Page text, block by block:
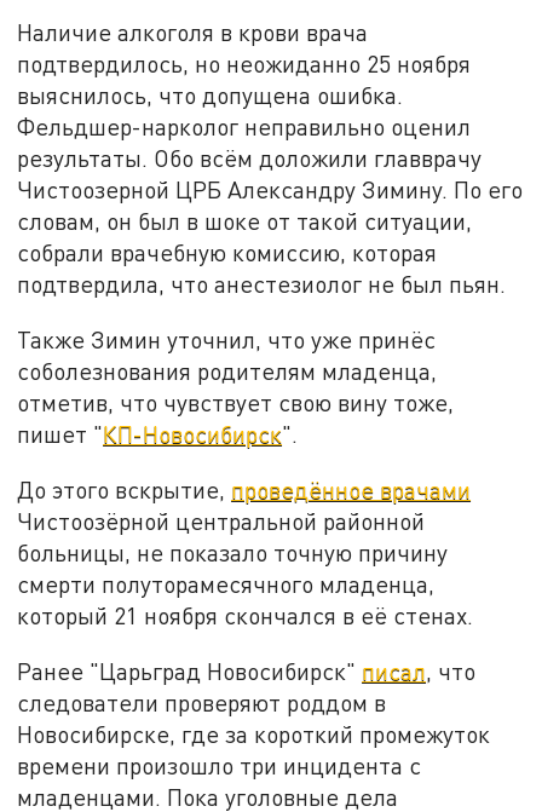
Наличие алкоголя в крови врача
подтвердилось, но неожиданно 25 ноября
выяснилось, что допущена ошибка.
Фельдшер-нарколог неправильно оценил
результаты. Обо всём доложили главврачу
Чистоозерной ЦРБ Александру Зимину. По его
словам, он был в шоке от такой ситуации,
собрали врачебную комиссию, которая
подтвердила, что анестезиолог не был пьян.
Также Зимин уточнил, что уже принёс
соболезнования родителям младенца,
отметив, что чувствует свою вину тоже,
пишет "КП-Новосибирск".
До этого вскрытие, проведённое врачами
Чистоозёрной центральной районной
больницы, не показало точную причину
смерти полуторамесячного младенца,
который 21 ноября скончался в её стенах.
Ранее "Царьград Новосибирск" писал , что
следователи проверяют роддом в
Новосибирске, где за короткий промежуток
времени произошло три инцидента с
младенцами. Пока уголовные дела